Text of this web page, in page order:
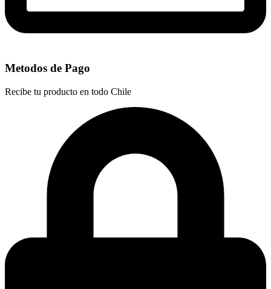
Metodos de Pago
Recibe tu producto en todo Chile